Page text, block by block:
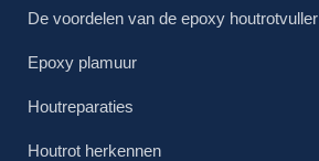
De voordelen van de epoxy houtrotvuller
Epoxy plamuur
Houtreparaties
Houtrot herkennen